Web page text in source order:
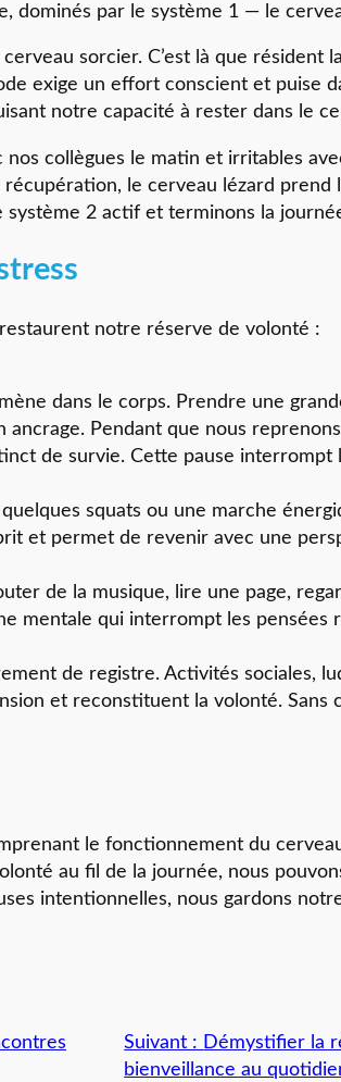
dominés par le système 1 — le
sorcier. C’est là que résident
exige un effort conscient et puise
notre capacité à rester dans le
collègues le matin et irritables
le cerveau lézard prend
2 actif et terminons la
notre réserve de volonté :
dans le corps. Prendre une
ancrage. Pendant que nous
de survie. Cette pause
squats ou une marche
et permet de revenir avec une
de la musique, lire une page,
mentale qui interrompt les
de registre. Activités sociales,
et reconstituent la volonté. Sans
le fonctionnement du
au fil de la journée, nous
intentionnelles, nous gardons
Suivant : Démystifier la
bienveillance au